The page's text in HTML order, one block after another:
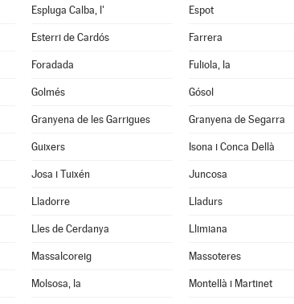
Espluga Calba, l' Espot
Esterri de Cardós Farrera
Foradada Fuliola, la
Golmés Gósol
Granyena de les Garrigues Granyena de Segarra
Guixers Isona i Conca Dellà
Josa i Tuixén Juncosa
Lladorre Lladurs
Lles de Cerdanya Llimiana
Massalcoreig Massoteres
Molsosa, la Montellà i Martinet